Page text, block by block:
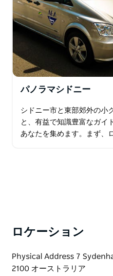
パノラマシドニー
シドニー市と東部郊外の小
と、有益で知識豊富なガイ
あなたを集めます。まず、
ロケーション
Physical Address 7
2100 オーストラリア